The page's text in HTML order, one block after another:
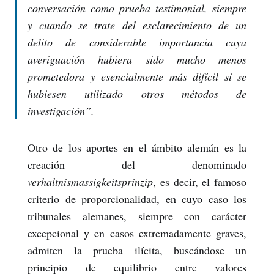
conversación como prueba testimonial, siempre
y cuando se trate del esclarecimiento de un
delito de considerable importancia cuya
averiguación hubiera sido mucho menos
prometedora y esencialmente más difícil si se
hubiesen utilizado otros métodos de
investigación”.
Otro de los aportes en el ámbito alemán es la
creación del denominado
verhaltnismassigkeitsprinzip, es decir, el famoso
criterio de proporcionalidad, en cuyo caso los
tribunales alemanes, siempre con carácter
excepcional y en casos extremadamente graves,
admiten la prueba ilícita, buscándose un
principio de equilibrio entre valores